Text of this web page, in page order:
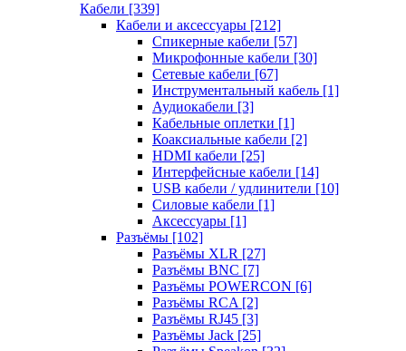
Кабели [339]
Кабели и аксессуары [212]
Спикерные кабели [57]
Микрофонные кабели [30]
Сетевые кабели [67]
Инструментальный кабель [1]
Аудиокабели [3]
Кабельные оплетки [1]
Коаксиальные кабели [2]
HDMI кабели [25]
Интерфейсные кабели [14]
USB кабели / удлинители [10]
Силовые кабели [1]
Аксессуары [1]
Разъёмы [102]
Разъёмы XLR [27]
Разъёмы BNC [7]
Разъёмы POWERCON [6]
Разъёмы RCA [2]
Разъёмы RJ45 [3]
Разъёмы Jack [25]